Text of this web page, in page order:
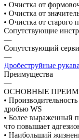
• Очистка от
• Очистка от
• Очистка от старого
Сопутствующие
—
Сопутствующий
—
Дробеструйные
Преимущества
—
ОСНОВНЫЕ
•
дробью WS
• Более выраженный
что повышает
• Наибольший